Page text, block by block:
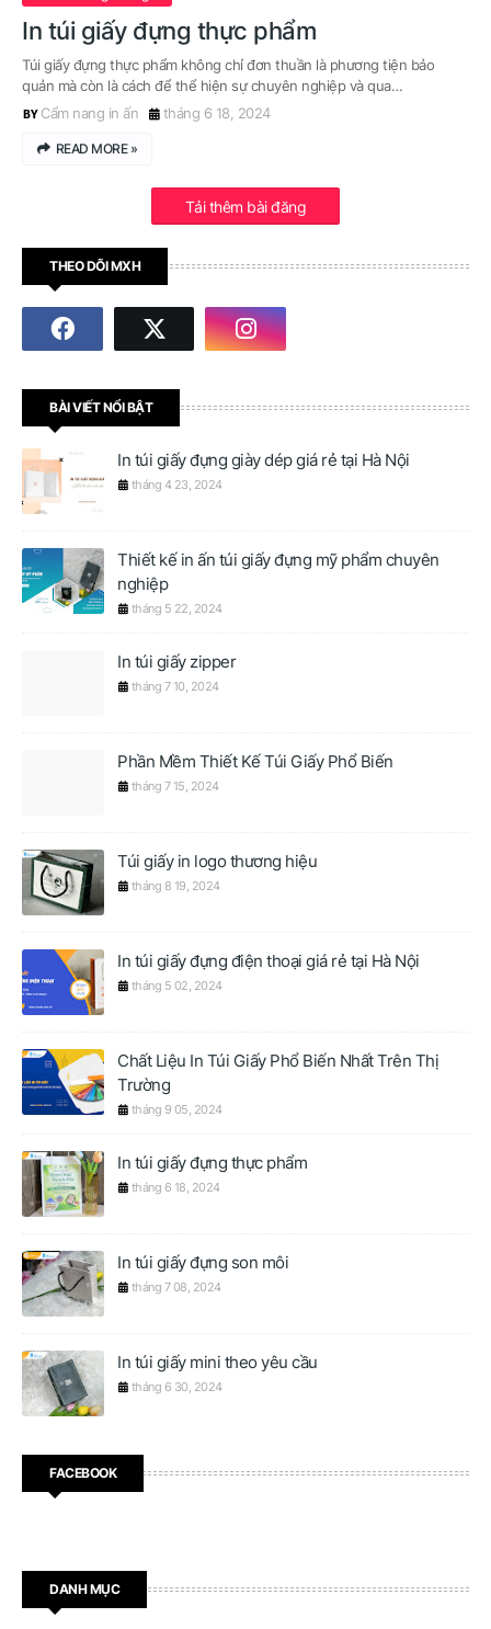
In túi giấy đựng thực phẩm
Túi giấy đựng thực phẩm không chỉ đơn thuần là phương tiện bảo
quản mà còn là cách để thể hiện sự chuyên nghiệp và qua…
Cẩm nang in ấn
tháng 6 18, 2024
READ MORE »
Tải thêm bài đăng
THEO DÕI MXH
BÀI VIẾT NỔI BẬT
In túi giấy đựng giày dép giá rẻ tại Hà Nội
tháng 4 23, 2024
Thiết kế in ấn túi giấy đựng mỹ phẩm chuyên
nghiệp
tháng 5 22, 2024
In túi giấy zipper
tháng 7 10, 2024
Phần Mềm Thiết Kế Túi Giấy Phổ Biến
tháng 7 15, 2024
Túi giấy in logo thương hiệu
tháng 8 19, 2024
In túi giấy đựng điện thoại giá rẻ tại Hà Nội
tháng 5 02, 2024
Chất Liệu In Túi Giấy Phổ Biến Nhất Trên Thị
Trường
tháng 9 05, 2024
In túi giấy đựng thực phẩm
tháng 6 18, 2024
In túi giấy đựng son môi
tháng 7 08, 2024
In túi giấy mini theo yêu cầu
tháng 6 30, 2024
FACEBOOK
DANH MỤC